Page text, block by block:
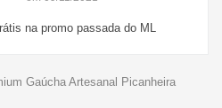
na promo passada do ML
Gaúcha Artesanal Picanheira